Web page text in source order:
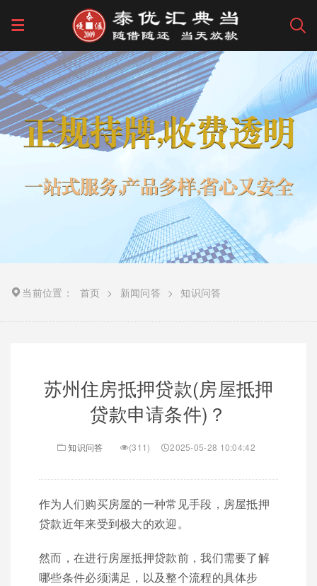
当前位置： 首页 > 新闻问答 > 知识问答
苏州住房抵押贷款(房屋抵押
贷款申请条件)？
知识问答 (311) 2025-05-28 10:04:42
作为人们购买房屋的一种常见手段，房屋抵押
贷款近年来受到极大的欢迎。
然而，在进行房屋抵押贷款前，我们需要了解
哪些条件必须满足，以及整个流程的具体步